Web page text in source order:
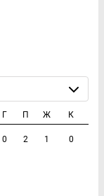
Г П Ж К
0 2 1 0